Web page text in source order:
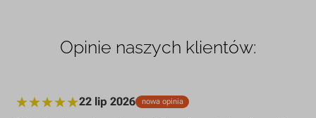
Opinie naszych klientów:
22 lip 2026 nowa opinia